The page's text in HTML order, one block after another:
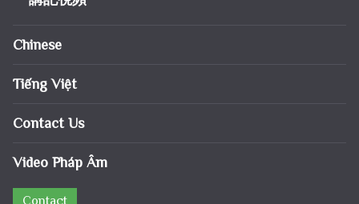
Chinese
Tiếng Việt
Contact Us
Video Pháp Âm
Contact